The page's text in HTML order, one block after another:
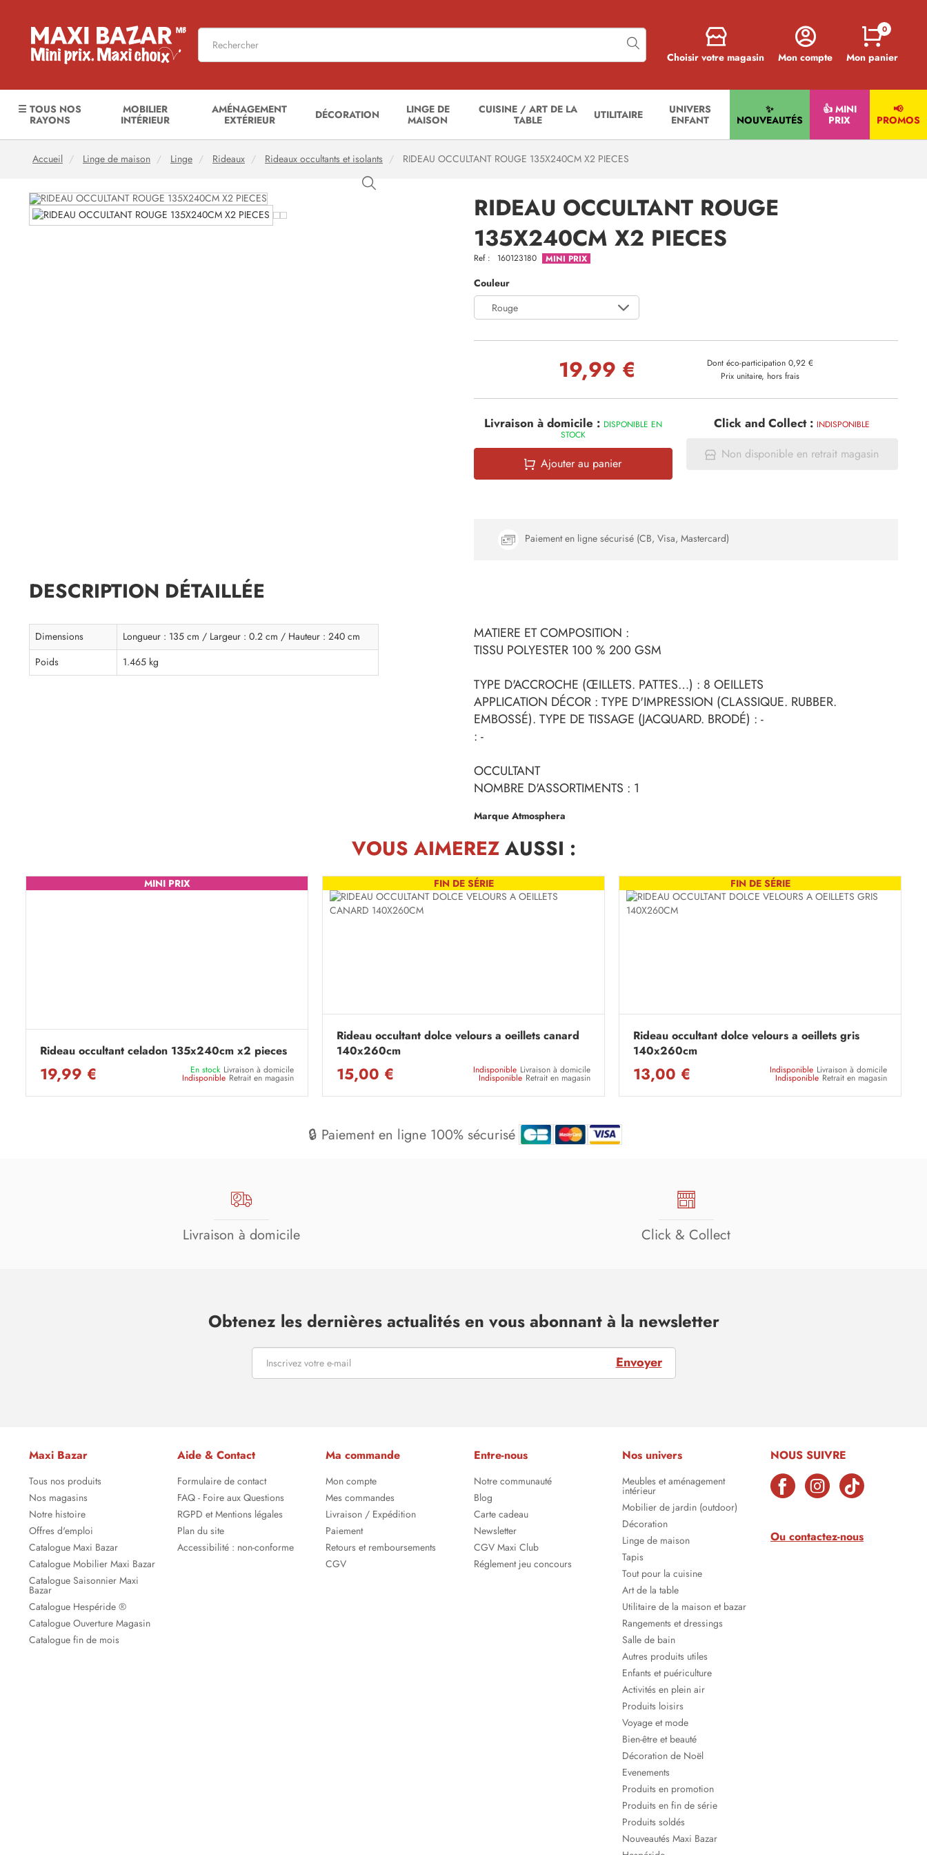
Choisir votre magasin Mon compte Mon panier
0
☰ TOUS NOS
RAYONS
MOBILIER
INTÉRIEUR
AMÉNAGEMENT
EXTÉRIEUR
DÉCORATION
LINGE DE
MAISON
CUISINE / ART DE LA
TABLE
UTILITAIRE
UNIVERS
ENFANT
✨
NOUVEAUTÉS
👍 MINI
PRIX
📢
PROMOS
Accueil Linge de maison Linge Rideaux Rideaux occultants et isolants RIDEAU OCCULTANT ROUGE 135X240CM X2 PIECES
RIDEAU OCCULTANT ROUGE
135X240CM X2 PIECES
Ref : 160123180 MINI PRIX
Couleur
Rouge
19,99 €
Dont éco-participation 0,92 €
Prix unitaire, hors frais
Livraison à domicile : DISPONIBLE EN
STOCK
Ajouter au panier
Click and Collect : INDISPONIBLE
Non disponible en retrait magasin
Paiement en ligne sécurisé (CB, Visa, Mastercard)
DESCRIPTION DÉTAILLÉE
Dimensions
Longueur : 135 cm / Largeur : 0.2 cm / Hauteur : 240 cm
Poids
1.465 kg
MATIERE ET COMPOSITION :
TISSU POLYESTER 100 % 200 GSM
TYPE D'ACCROCHE (ŒILLETS. PATTES…) : 8 OEILLETS
APPLICATION DÉCOR : TYPE D'IMPRESSION (CLASSIQUE. RUBBER.
EMBOSSÉ). TYPE DE TISSAGE (JACQUARD. BRODÉ) : -
: -
OCCULTANT
NOMBRE D'ASSORTIMENTS : 1
Marque Atmosphera
VOUS AIMEREZAUSSI :
MINI PRIX
Rideau occultant celadon 135x240cm x2 pieces
19,99 € En stock Livraison à domicile
Indisponible Retrait en magasin
FIN DE SÉRIE
Rideau occultant dolce velours a oeillets canard
140x260cm
15,00 € Indisponible Livraison à domicile
Indisponible Retrait en magasin
FIN DE SÉRIE
Rideau occultant dolce velours a oeillets gris
140x260cm
13,00 € Indisponible Livraison à domicile
Indisponible Retrait en magasin
🔒 Paiement en ligne 100% sécurisé
Livraison à domicile Click & Collect
Obtenez les dernières actualités en vous abonnant à la newsletter
Envoyer
Maxi Bazar
Tous nos produits
Nos magasins
Notre histoire
Offres d'emploi
Catalogue Maxi Bazar
Catalogue Mobilier Maxi Bazar
Catalogue Saisonnier Maxi
Bazar
Catalogue Hespéride ®
Catalogue Ouverture Magasin
Catalogue fin de mois
Aide & Contact
Formulaire de contact
FAQ - Foire aux Questions
RGPD et Mentions légales
Plan du site
Accessibilité : non-conforme
Ma commande
Mon compte
Mes commandes
Livraison / Expédition
Paiement
Retours et remboursements
CGV
Entre-nous
Notre communauté
Blog
Carte cadeau
Newsletter
CGV Maxi Club
Réglement jeu concours
Nos univers
Meubles et aménagement
intérieur
Mobilier de jardin (outdoor)
Décoration
Linge de maison
Tapis
Tout pour la cuisine
Art de la table
Utilitaire de la maison et bazar
Rangements et dressings
Salle de bain
Autres produits utiles
Enfants et puériculture
Activités en plein air
Produits loisirs
Voyage et mode
Bien-être et beauté
Décoration de Noël
Evenements
Produits en promotion
Produits en fin de série
Produits soldés
Nouveautés Maxi Bazar
NOUS SUIVRE
Ou contactez-nous